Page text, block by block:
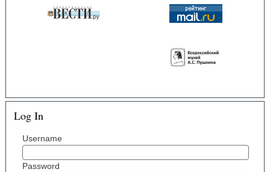
Log In
Username
Password